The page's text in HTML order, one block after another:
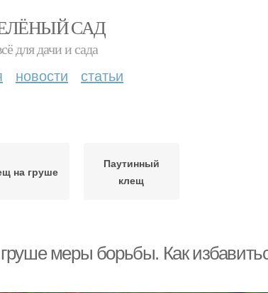
САД
для дачи и сада
новости статьи
на груше
Паутинный
клещ
меры борьбы. Как